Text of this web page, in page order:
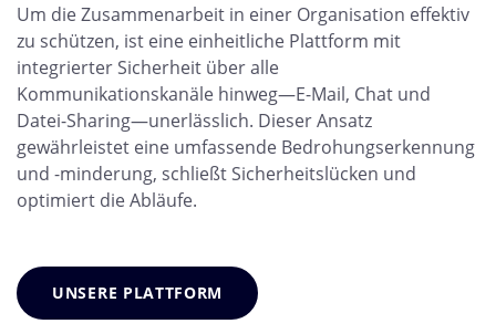
Um die Zusammenarbeit in einer Organisation effektiv
zu schützen, ist eine einheitliche Plattform mit
integrierter Sicherheit über alle
Kommunikationskanäle hinweg—E-Mail, Chat und
Datei-Sharing—unerlässlich. Dieser Ansatz
gewährleistet eine umfassende Bedrohungserkennung
und -minderung, schließt Sicherheitslücken und
optimiert die Abläufe.
UNSERE PLATTFORM